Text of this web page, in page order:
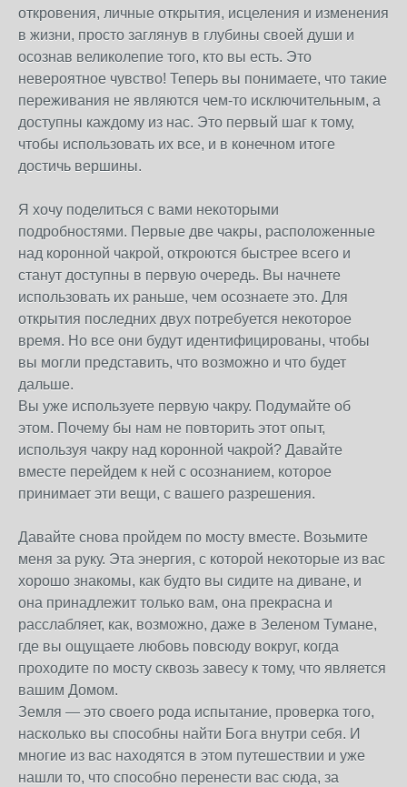
откровения, личные открытия, исцеления и изменения
в жизни, просто заглянув в глубины своей души и
осознав великолепие того, кто вы есть. Это
невероятное чувство! Теперь вы понимаете, что такие
переживания не являются чем-то исключительным, а
доступны каждому из нас. Это первый шаг к тому,
чтобы использовать их все, и в конечном итоге
достичь вершины.
Я хочу поделиться с вами некоторыми
подробностями. Первые две чакры, расположенные
над коронной чакрой, откроются быстрее всего и
станут доступны в первую очередь. Вы начнете
использовать их раньше, чем осознаете это. Для
открытия последних двух потребуется некоторое
время. Но все они будут идентифицированы, чтобы
вы могли представить, что возможно и что будет
дальше.
Вы уже используете первую чакру. Подумайте об
этом. Почему бы нам не повторить этот опыт,
используя чакру над коронной чакрой? Давайте
вместе перейдем к ней с осознанием, которое
принимает эти вещи, с вашего разрешения.
Давайте снова пройдем по мосту вместе. Возьмите
меня за руку. Эта энергия, с которой некоторые из вас
хорошо знакомы, как будто вы сидите на диване, и
она принадлежит только вам, она прекрасна и
расслабляет, как, возможно, даже в Зеленом Тумане,
где вы ощущаете любовь повсюду вокруг, когда
проходите по мосту сквозь завесу к тому, что является
вашим Домом.
Земля — это своего рода испытание, проверка того,
насколько вы способны найти Бога внутри себя. И
многие из вас находятся в этом путешествии и уже
нашли то, что способно перенести вас сюда, за